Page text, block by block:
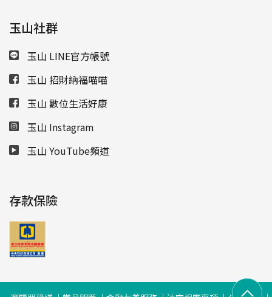
玉山社群
玉山 LINE官方帳號
玉山 招財納福喵喵
玉山 數位生活好康
玉山 Instagram
玉山 YouTube頻道
存款保險